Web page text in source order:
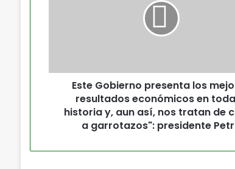
Este Gobierno presenta los
resultados económicos en
historia y, aun así, nos tratan de
a garrotazos": presidente